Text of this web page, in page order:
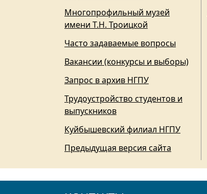
Многопрофильный музей
имени Т.Н. Троицкой
Часто задаваемые вопросы
Вакансии (конкурсы и выборы)
Запрос в архив НГПУ
Трудоустройство студентов и
выпускников
Куйбышевский филиал НГПУ
Предыдущая версия сайта